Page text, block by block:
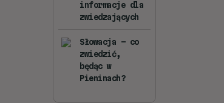
informacje dla
zwiedzających
Słowacja – co
zwiedzić,
będąc w
Pieninach?